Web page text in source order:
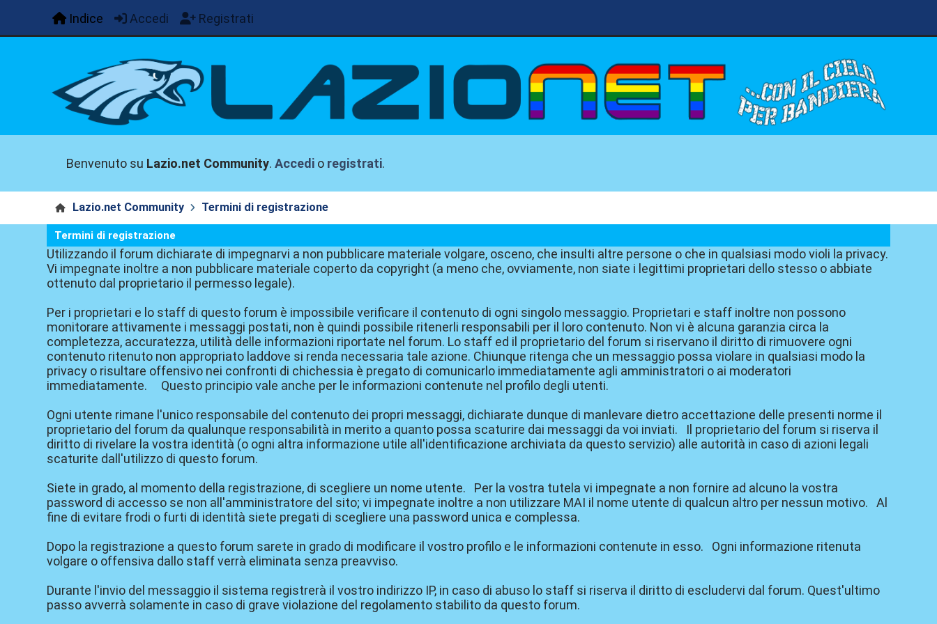
Indice Accedi Registrati
Benvenuto su Lazio.net Community.Accedi o registrati.
Lazio.net Community Termini di registrazione
Termini di registrazione
Utilizzando il forum dichiarate di impegnarvi a non pubblicare materiale volgare, osceno, che insulti altre persone o che in qualsiasi modo violi la privacy.
Vi impegnate inoltre a non pubblicare materiale coperto da copyright (a meno che, ovviamente, non siate i legittimi proprietari dello stesso o abbiate
ottenuto dal proprietario il permesso legale).
Per i proprietari e lo staff di questo forum è impossibile verificare il contenuto di ogni singolo messaggio. Proprietari e staff inoltre non possono
monitorare attivamente i messaggi postati, non è quindi possibile ritenerli responsabili per il loro contenuto. Non vi è alcuna garanzia circa la
completezza, accuratezza, utilità delle informazioni riportate nel forum. Lo staff ed il proprietario del forum si riservano il diritto di rimuovere ogni
contenuto ritenuto non appropriato laddove si renda necessaria tale azione. Chiunque ritenga che un messaggio possa violare in qualsiasi modo la
privacy o risultare offensivo nei confronti di chichessia è pregato di comunicarlo immediatamente agli amministratori o ai moderatori
immediatamente. Questo principio vale anche per le informazioni contenute nel profilo degli utenti.
Ogni utente rimane l'unico responsabile del contenuto dei propri messaggi, dichiarate dunque di manlevare dietro accettazione delle presenti norme il
proprietario del forum da qualunque responsabilità in merito a quanto possa scaturire dai messaggi da voi inviati. Il proprietario del forum si riserva il
diritto di rivelare la vostra identità (o ogni altra informazione utile all'identificazione archiviata da questo servizio) alle autorità in caso di azioni legali
scaturite dall'utilizzo di questo forum.
Siete in grado, al momento della registrazione, di scegliere un nome utente. Per la vostra tutela vi impegnate a non fornire ad alcuno la vostra
password di accesso se non all'amministratore del sito; vi impegnate inoltre a non utilizzare MAI il nome utente di qualcun altro per nessun motivo. Al
fine di evitare frodi o furti di identità siete pregati di scegliere una password unica e complessa.
Dopo la registrazione a questo forum sarete in grado di modificare il vostro profilo e le informazioni contenute in esso. Ogni informazione ritenuta
volgare o offensiva dallo staff verrà eliminata senza preavviso.
Durante l'invio del messaggio il sistema registrerà il vostro indirizzo IP, in caso di abuso lo staff si riserva il diritto di escludervi dal forum. Quest'ultimo
passo avverrà solamente in caso di grave violazione del regolamento stabilito da questo forum.